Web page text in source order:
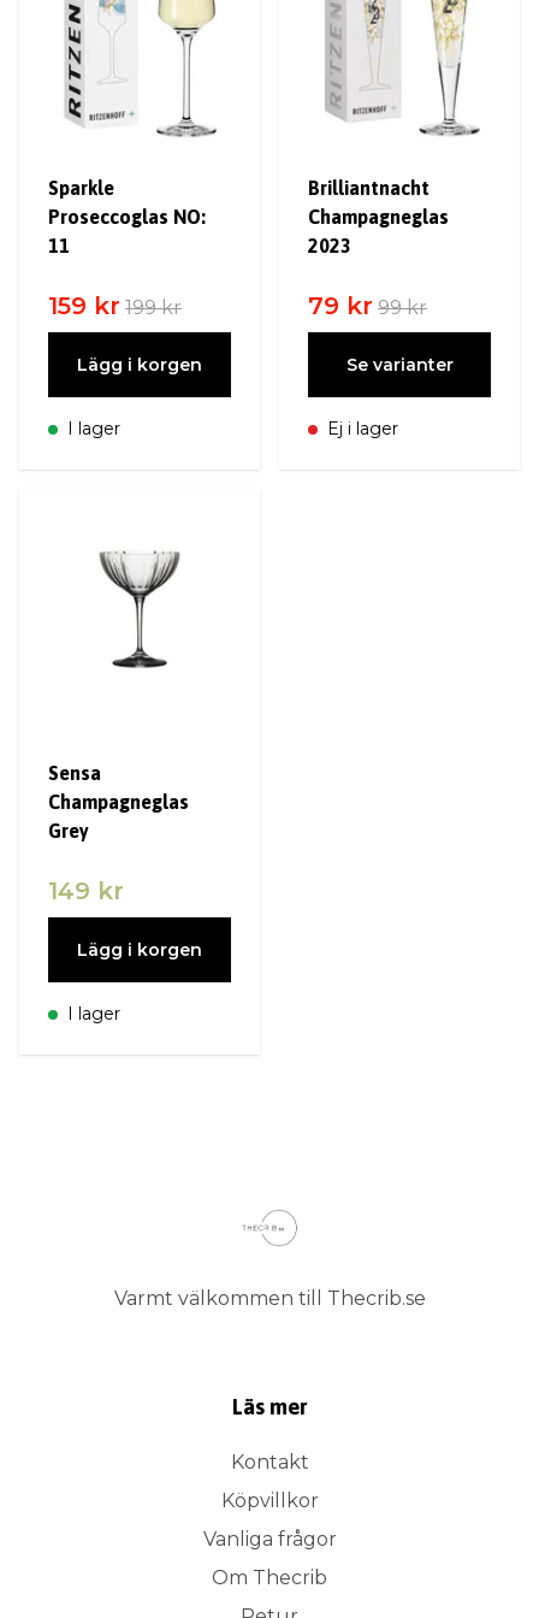
Sparkle
Proseccoglas NO:
11
159 kr 199 kr
Lägg i korgen
I lager
Brilliantnacht
Champagneglas
2023
79 kr 99 kr
Se varianter
Ej i lager
Sensa
Champagneglas
Grey
149 kr
Lägg i korgen
I lager
Varmt välkommen till Thecrib.se
Läs mer
Kontakt
Köpvillkor
Vanliga frågor
Om Thecrib